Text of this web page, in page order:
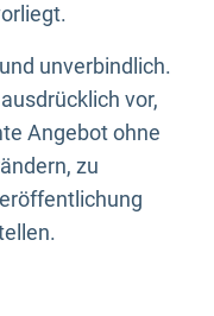
unverbindlich.
vor,
Angebot ohne
zu